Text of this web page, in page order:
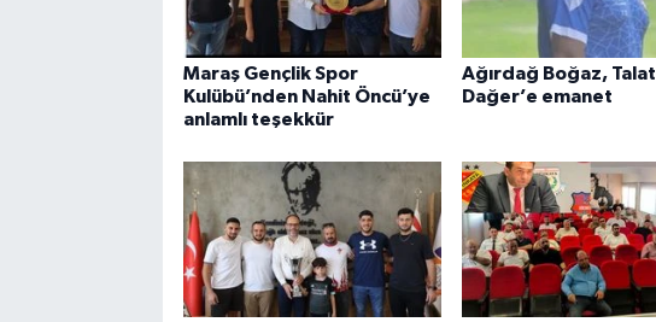
Maraş Gençlik Spor
Kulübü’nden Nahit Öncü’ye
anlamlı teşekkür
Ağırdağ Boğaz, Talat
Dağer’e emanet